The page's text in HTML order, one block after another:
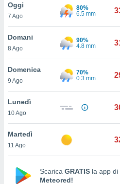
di
ci
il
un
la
di esso.
nella
Oggi
7 Ago
80%
6.5 mm
Domani
8 Ago
90%
4.8 mm
Domenica
9 Ago
70%
0.3 mm
Lunedì
10 Ago
Martedì
11 Ago
Scarica GRATIS la app di
Meteored!